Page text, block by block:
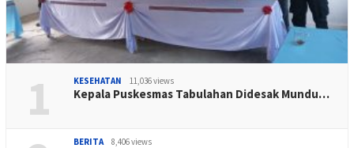
1 KESEHATAN 11,036 views
Kepala Puskesmas Tabulahan Didesak Mundu…
BERITA 8,406 views